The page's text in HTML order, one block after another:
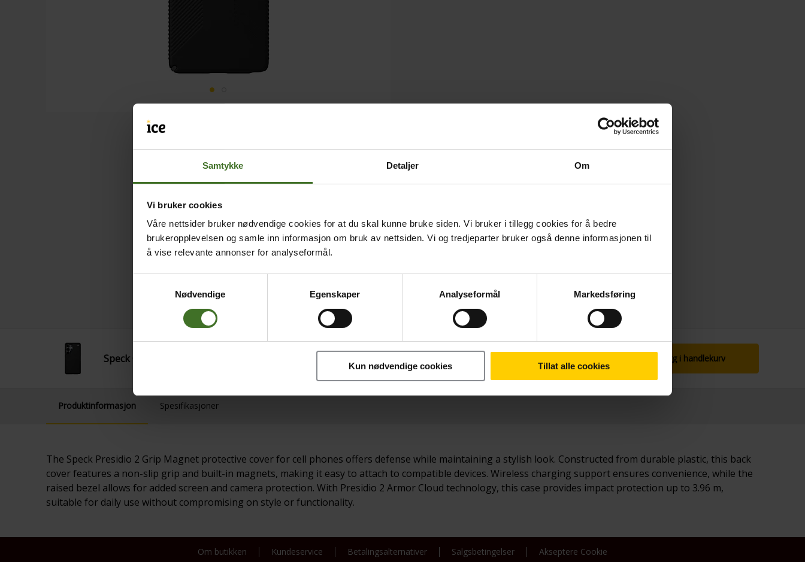
Samtykke Detaljer Om
Vi bruker cookies
Våre nettsider bruker nødvendige cookies for at du skal kunne bruke siden. Vi bruker i tillegg cookies for å bedre
brukeropplevelsen og samle inn informasjon om bruk av nettsiden. Vi og tredjeparter bruker også denne informasjonen til
å vise relevante annonser for analyseformål.
Nødvendige
Egenskaper Analyseformål Markedsføring
Kun nødvendige cookies Tillat alle cookies
Speck Grip Mag SAM S25U Black
Betal nå
179,- Legg i handlekurv
Produktinformasjon Spesifikasjoner
The Speck Presidio 2 Grip Magnet protective cover for cell phones offers defense while maintaining a stylish look. Constructed from durable plastic, this back
cover features a non-slip grip and built-in magnets, making it easy to attach to compatible devices. Wireless charging support ensures convenience, while the
raised bezel allows for added screen and camera protection. With Presidio 2 Armor Cloud technology, this case provides impact protection up to 3.96 m,
suitable for daily use without compromising on style or functionality.
Om butikken Kundeservice Betalingsalternativer Salgsbetingelser Akseptere Cookie